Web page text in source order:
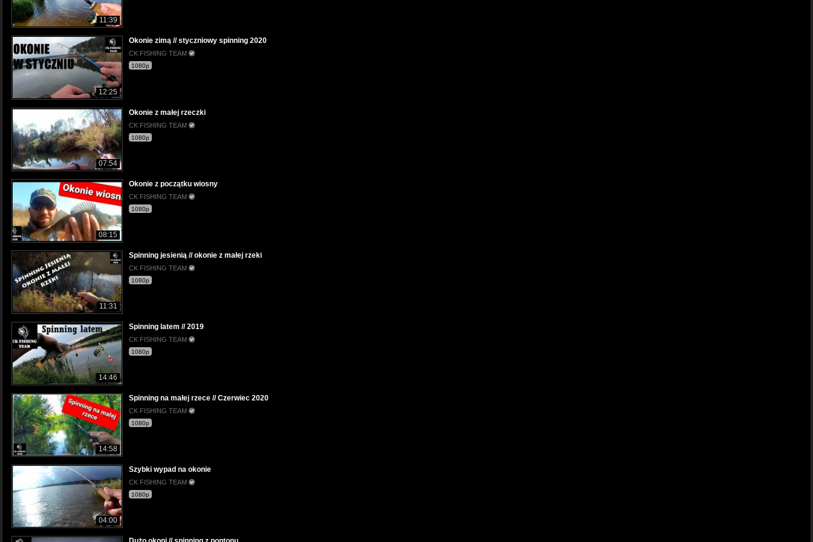
11:39
12:25
Okonie zimą // styczniowy spinning 2020
CK FISHING TEAM
1080p
07:54
Okonie z małej rzeczki
CK FISHING TEAM
1080p
08:15
Okonie z początku wiosny
CK FISHING TEAM
1080p
11:31
Spinning jesienią // okonie z małej rzeki
CK FISHING TEAM
1080p
14:46
Spinning latem // 2019
CK FISHING TEAM
1080p
14:58
Spinning na małej rzece // Czerwiec 2020
CK FISHING TEAM
1080p
04:00
Szybki wypad na okonie
CK FISHING TEAM
1080p